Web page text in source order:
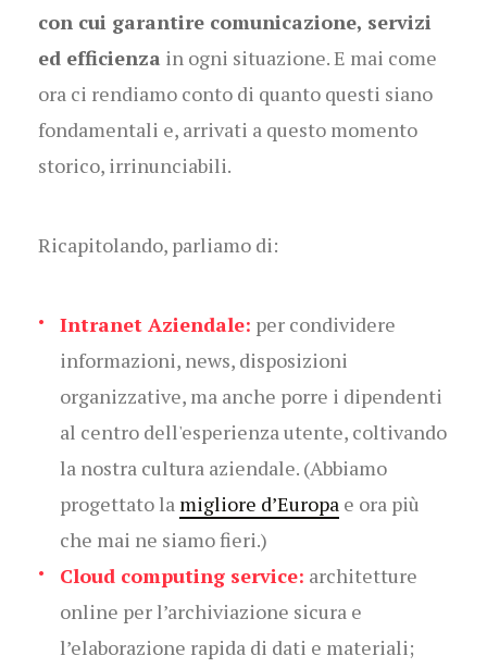
con cui garantire comunicazione, servizi
ed efficienza in ogni situazione. E mai come
ora ci rendiamo conto di quanto questi siano
fondamentali e, arrivati a questo momento
storico, irrinunciabili.
Ricapitolando, parliamo di:
Intranet Aziendale: per condividere
informazioni, news, disposizioni
organizzative, ma anche porre i dipendenti
al centro dell'esperienza utente, coltivando
la nostra cultura aziendale. (Abbiamo
progettato la migliore d’Europa e ora più
che mai ne siamo fieri.)
Cloud computing service: architetture
online per l’archiviazione sicura e
l’elaborazione rapida di dati e materiali;